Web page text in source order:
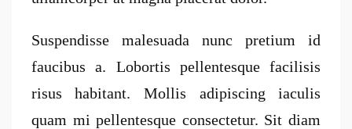
Suspendisse malesuada nunc pretium id
faucibus a. Lobortis pellentesque facilisis
risus habitant. Mollis adipiscing iaculis
quam mi pellentesque consectetur. Sit diam